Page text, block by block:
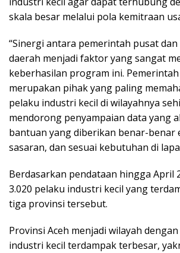
skala besar melalui pola kemitraan
“Sinergi antara pemerintah pusat
daerah menjadi faktor yang sangat
keberhasilan program ini.
merupakan pihak yang paling
pelaku industri kecil di wilayahnya
mendorong penyampaian data yang
bantuan yang diberikan benar-benar
sasaran, dan sesuai kebutuhan di
Berdasarkan pendataan hingga April
3.020 pelaku industri kecil yang
tiga provinsi tersebut.
Provinsi Aceh menjadi wilayah
industri kecil terdampak terbesar,